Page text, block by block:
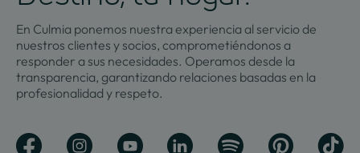
En Culmia ponemos nuestra experiencia al servicio de
nuestros clientes y socios, comprometiéndonos a
responder a sus necesidades. Operamos desde la
transparencia, garantizando relaciones basadas en la
profesionalidad y respeto.